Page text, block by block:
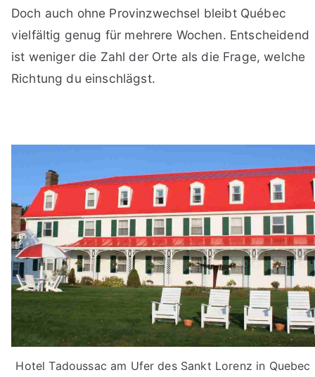
Doch auch ohne Provinzwechsel bleibt Québec
vielfältig genug für mehrere Wochen. Entscheidend
ist weniger die Zahl der Orte als die Frage, welche
Richtung du einschlägst.
Hotel Tadoussac am Ufer des Sankt Lorenz in Quebec